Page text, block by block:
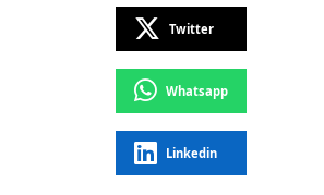
Twitter
Whatsapp
Linkedin